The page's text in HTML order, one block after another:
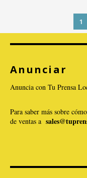
1
Anunciar
Anuncia con Tu Prensa
Para saber más sobre
de ventas a